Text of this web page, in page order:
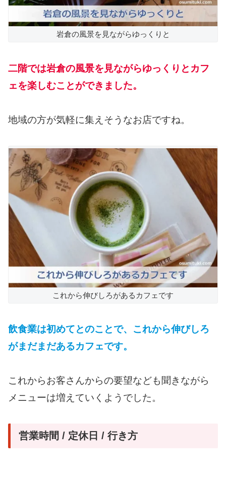
岩倉の風景を見ながらゆっくりと
二階では岩倉の風景を見ながらゆっくりとカフ
ェを楽しむことができました。
地域の方が気軽に集えそうなお店ですね。
これから伸びしろがあるカフェです
飲食業は初めてとのことで、これから伸びしろ
がまだまだあるカフェです。
これからお客さんからの要望なども聞きながら
メニューは増えていくようでした。
営業時間 / 定休日 / 行き方